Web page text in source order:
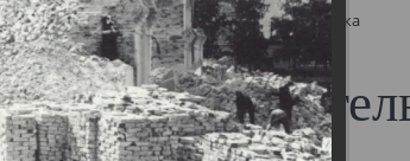
Свято-Троицкий собор Архангельска
собор